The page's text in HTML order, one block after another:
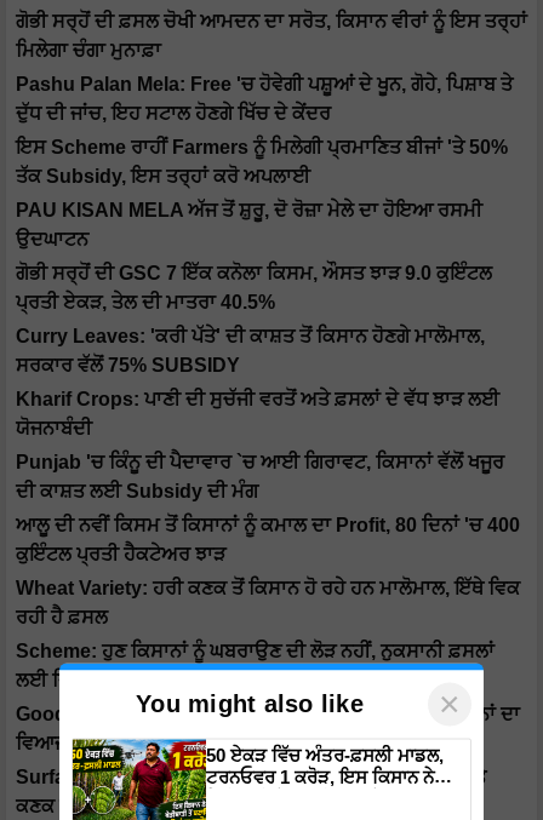
ਗੋਭੀ ਸਰ੍ਹੋਂ ਦੀ ਫ਼ਸਲ ਚੋਖੀ ਆਮਦਨ ਦਾ ਸਰੋਤ, ਕਿਸਾਨ ਵੀਰਾਂ ਨੂੰ ਇਸ ਤਰ੍ਹਾਂ
ਮਿਲੇਗਾ ਚੰਗਾ ਮੁਨਾਫ਼ਾ
Pashu Palan Mela: Free 'ਚ ਹੋਵੇਗੀ ਪਸ਼ੂਆਂ ਦੇ ਖੂਨ, ਗੋਹੇ, ਪਿਸ਼ਾਬ ਤੇ
ਦੁੱਧ ਦੀ ਜਾਂਚ, ਇਹ ਸਟਾਲ ਹੋਣਗੇ ਖਿੱਚ ਦੇ ਕੇਂਦਰ
ਇਸ Scheme ਰਾਹੀਂ Farmers ਨੂੰ ਮਿਲੇਗੀ ਪ੍ਰਮਾਣਿਤ ਬੀਜਾਂ 'ਤੇ 50%
ਤੱਕ Subsidy, ਇਸ ਤਰ੍ਹਾਂ ਕਰੋ ਅਪਲਾਈ
PAU KISAN MELA ਅੱਜ ਤੋਂ ਸ਼ੁਰੂ, ਦੋ ਰੋਜ਼ਾ ਮੇਲੇ ਦਾ ਹੋਇਆ ਰਸਮੀ
ਉਦਘਾਟਨ
ਗੋਭੀ ਸਰ੍ਹੋਂ ਦੀ GSC 7 ਇੱਕ ਕਨੋਲਾ ਕਿਸਮ, ਔਸਤ ਝਾੜ 9.0 ਕੁਇੰਟਲ
ਪ੍ਰਤੀ ਏਕੜ, ਤੇਲ ਦੀ ਮਾਤਰਾ 40.5%
Curry Leaves: 'ਕਰੀ ਪੱਤੇ' ਦੀ ਕਾਸ਼ਤ ਤੋਂ ਕਿਸਾਨ ਹੋਣਗੇ ਮਾਲੋਮਾਲ,
ਸਰਕਾਰ ਵੱਲੋਂ 75% SUBSIDY
Kharif Crops: ਪਾਣੀ ਦੀ ਸੁਚੱਜੀ ਵਰਤੋਂ ਅਤੇ ਫ਼ਸਲਾਂ ਦੇ ਵੱਧ ਝਾੜ ਲਈ
ਯੋਜਨਾਬੰਦੀ
Punjab 'ਚ ਕਿੰਨੂ ਦੀ ਪੈਦਾਵਾਰ `ਚ ਆਈ ਗਿਰਾਵਟ, ਕਿਸਾਨਾਂ ਵੱਲੋਂ ਖਜੂਰ
ਦੀ ਕਾਸ਼ਤ ਲਈ Subsidy ਦੀ ਮੰਗ
ਆਲੂ ਦੀ ਨਵੀਂ ਕਿਸਮ ਤੋਂ ਕਿਸਾਨਾਂ ਨੂੰ ਕਮਾਲ ਦਾ Profit, 80 ਦਿਨਾਂ 'ਚ 400
ਕੁਇੰਟਲ ਪ੍ਰਤੀ ਹੈਕਟੇਅਰ ਝਾੜ
Wheat Variety: ਹਰੀ ਕਣਕ ਤੋਂ ਕਿਸਾਨ ਹੋ ਰਹੇ ਹਨ ਮਾਲੋਮਾਲ, ਇੱਥੇ ਵਿਕ
ਰਹੀ ਹੈ ਫ਼ਸਲ
Scheme: ਹੁਣ ਕਿਸਾਨਾਂ ਨੂੰ ਘਬਰਾਉਣ ਦੀ ਲੋੜ ਨਹੀਂ, ਨੁਕਸਾਨੀ ਫ਼ਸਲਾਂ
ਲਈ ਦਿੱਤੀ ਜਾਵੇਗੀ ਸੁਰੱਖਿਆ
Good News: ਹਾੜ੍ਹੀ ਦੇ ਫ਼ਸਲੀ ਕਰਜ਼ੇ ਦੀ ਵਸੂਲੀ ਮੁਲਤਵੀ, ਕਿਸਾਨਾਂ ਦਾ
ਵਿਆਜ ਵੀ ਮੁਆਫ਼: CM
Surface Seeding Technique ਝੋਨੇ ਦੀ ਪਰਾਲੀ ਦੀ ਸੰਭਾਲ ਅਤੇ
ਕਣਕ ਦੀ ਬਿਜਾਈ ਲਈ ਸਭ ਤੋਂ ਸਸਤੀ
You might also like ×
50 ਏਕੜ ਵਿੱਚ ਅੰਤਰ-ਫ਼ਸਲੀ ਮਾਡਲ,
ਟਰਨਓਵਰ 1 ਕਰੋੜ, ਇਸ ਕਿਸਾਨ ਨੇ